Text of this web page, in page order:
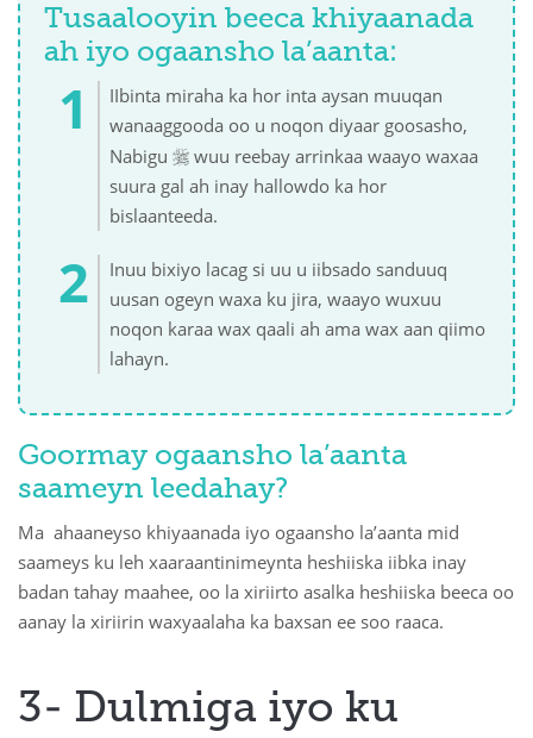
Tusaalooyin beeca khiyaanada
ah iyo ogaansho la’aanta:
IIbinta miraha ka hor inta aysan muuqan
wanaaggooda oo u noqon diyaar goosasho,
Nabigu wuu reebay arrinkaa waayo waxaa
suura gal ah inay hallowdo ka hor
bislaanteeda.
Inuu bixiyo lacag si uu u iibsado sanduuq
uusan ogeyn waxa ku jira, waayo wuxuu
noqon karaa wax qaali ah ama wax aan qiimo
lahayn.
Goormay ogaansho la’aanta
saameyn leedahay?
Ma ahaaneyso khiyaanada iyo ogaansho la’aanta mid
saameys ku leh xaaraantinimeynta heshiiska iibka inay
badan tahay maahee, oo la xiriirto asalka heshiiska beeca oo
aanay la xiriirin waxyaalaha ka baxsan ee soo raaca.
3- Dulmiga iyo ku